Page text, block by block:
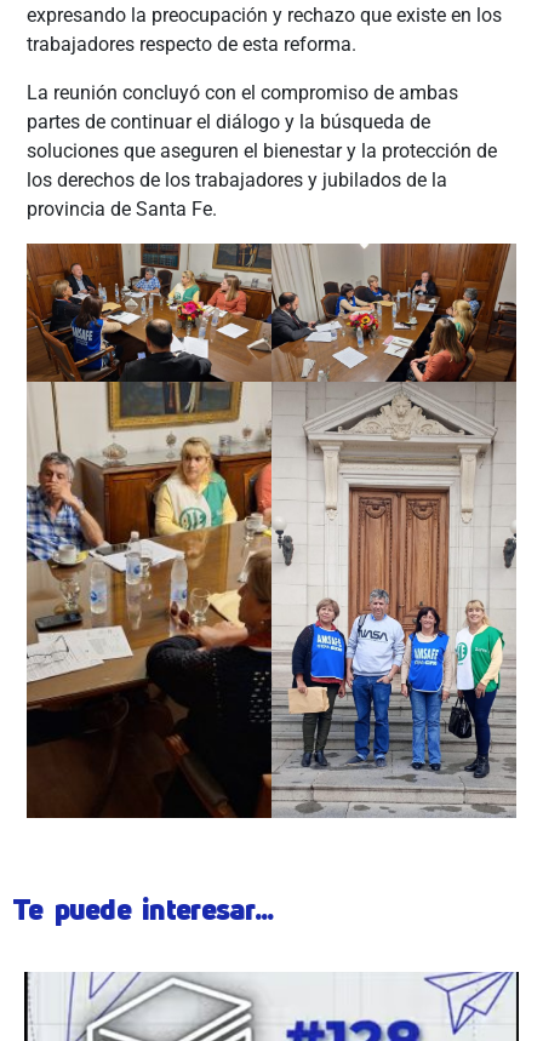
expresando la preocupación y rechazo que existe en los
trabajadores respecto de esta reforma.
La reunión concluyó con el compromiso de ambas
partes de continuar el diálogo y la búsqueda de
soluciones que aseguren el bienestar y la protección de
los derechos de los trabajadores y jubilados de la
provincia de Santa Fe.
Te puede interesar...